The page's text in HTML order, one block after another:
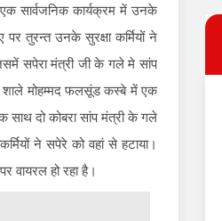
सार्वजनिक कार्यक्रम में उनके
तुरन्त उनके सुरक्षा कर्मियों ने
सपेरा मंत्री जी के गले मे सांप
शाले मोहम्मद फलसूंड कस्बे में एक
दो कोबरा सांप मंत्री के गले
ने सपेरे को वहां से हटाया।
वायरल हो रहा है।